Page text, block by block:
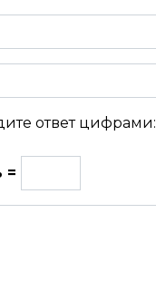
ответ цифрами:
=